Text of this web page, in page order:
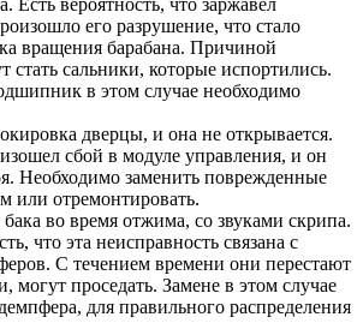
его разрушение, что стало
вращения барабана. Причиной
стать сальники, которые испортились.
в этом случае необходимо
дверцы, и она не открывается.
сбой в модуле управления, и он
Необходимо заменить поврежденные
или отремонтировать.
во время отжима, со звуками скрипа.
что эта неисправность связана с
С течением времени они перестают
могут проседать. Замене в этом случае
для правильного распределения